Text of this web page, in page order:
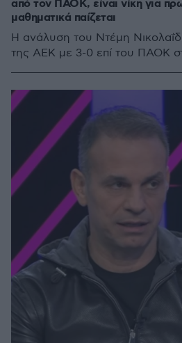
από τον ΠΑΟΚ, είναι νίκη για
μαθηματικά παίζεται
Η ανάλυση του Ντέμη
της ΑΕΚ με 3-0 επί του ΠΑΟΚ